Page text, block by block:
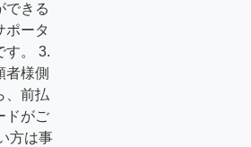
できる
ポータ
す。 3.
者様側
、前払
ドがご
方は事